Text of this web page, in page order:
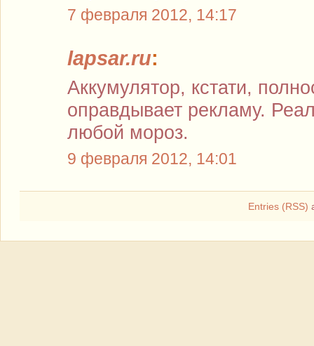
7 февраля 2012, 14:17
lapsar.ru:
Аккумулятор, кстати,
оправдывает рекламу.
любой мороз.
9 февраля 2012, 14:01
Entries (RSS)